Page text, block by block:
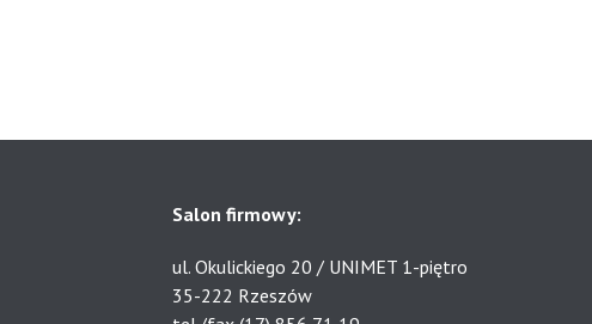
Salon firmowy:
ul. Okulickiego 20 / UNIMET 1-piętro
35-222 Rzeszów